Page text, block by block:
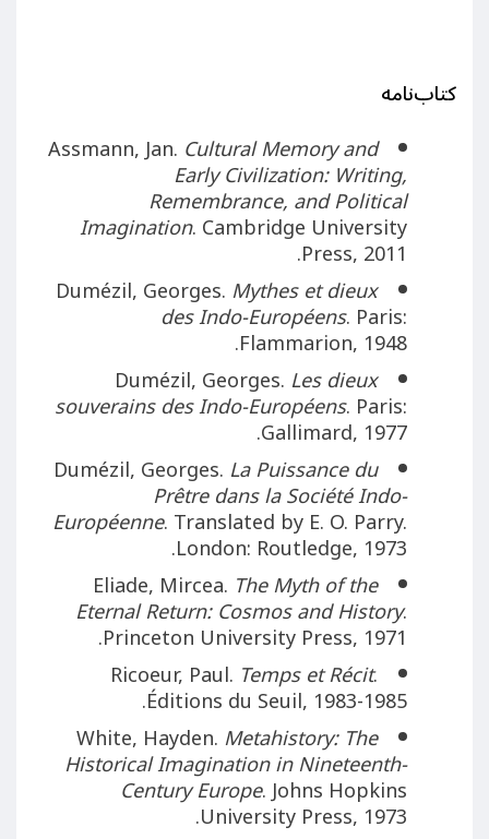
کتاب‌نامه
Assmann, Jan. Cultural Memory and
Early Civilization: Writing,
Remembrance, and Political
Imagination. Cambridge University
Press, 2011.
Dumézil, Georges.Mythes et dieux
des Indo-Européens. Paris:
Flammarion, 1948.
Dumézil, Georges.Les dieux
souverains des Indo-Européens. Paris:
Gallimard, 1977.
Dumézil, Georges.La Puissance du
Prêtre dans la Société Indo-
Européenne. Translated by E. O. Parry.
London: Routledge, 1973.
Eliade, Mircea. The Myth of the
Eternal Return: Cosmos and History.
Princeton University Press, 1971.
Ricoeur, Paul. Temps et Récit.
Éditions du Seuil, 1983-1985.
White, Hayden.Metahistory: The
Historical Imagination in Nineteenth-
Century Europe. Johns Hopkins
University Press, 1973.